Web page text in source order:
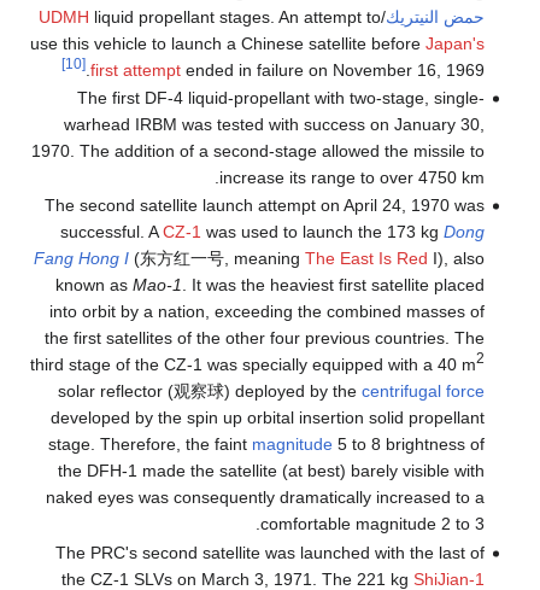
حمض النيتريك/
UDMH liquid propellant stages. An attempt to
use this vehicle to launch a Chinese satellite before Japan's
first attemptended in failure on November 16, 1969.
[10]
The first DF-4 liquid-propellant with two-stage, single-
warhead IRBM was tested with success on January 30,
1970. The addition of a second-stage allowed the missile to
increase its range to over 4750 km.
The second satellite launch attempt on April 24, 1970 was
successful. ACZ-1 was used to launch the 173 kg Dong
Fang Hong I(东方红一号, meaning The East Is Red I), also
known as Mao-1. It was the heaviest first satellite placed
into orbit by a nation, exceeding the combined masses of
the first satellites of the other four previous countries. The
third stage of the CZ-1 was specially equipped with a 40 m2
solar reflector (观察球) deployed by the centrifugal force
developed by the spin up orbital insertion solid propellant
stage. Therefore, the faint magnitude5 to 8 brightness of
the DFH-1 made the satellite (at best) barely visible with
naked eyes was consequently dramatically increased to a
comfortable magnitude 2 to 3.
The PRC's second satellite was launched with the last of
the CZ-1 SLVs on March 3, 1971. The 221 kg ShiJian-1